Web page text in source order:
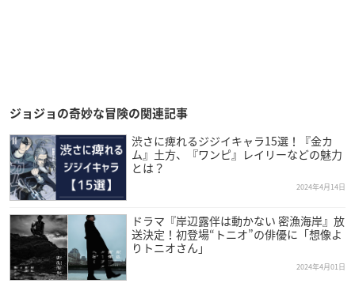
ジョジョの奇妙な冒険の関連記事
渋さに痺れるジジイキャラ15選！『金カ
ム』土方、『ワンピ』レイリーなどの魅力
とは？
2024年4月14日
ドラマ『岸辺露伴は動かない 密漁海岸』放
送決定！初登場“トニオ”の俳優に「想像よ
りトニオさん」
2024年4月01日